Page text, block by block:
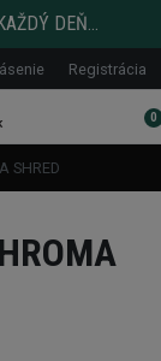
DEŇ...
Registrácia
0
SHRED